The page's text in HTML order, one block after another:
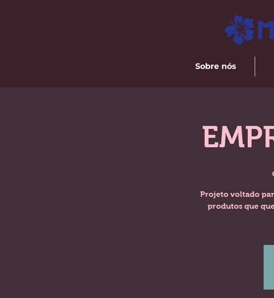
Sobre nós
Projeto voltado
produtos que